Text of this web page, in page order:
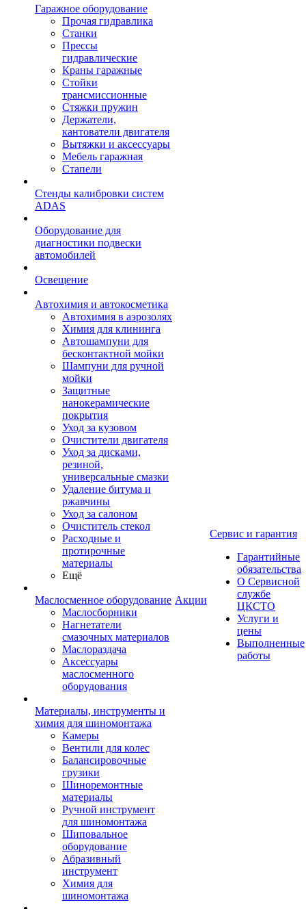
Гаражное оборудование
Прочая гидравлика
Станки
Прессы
гидравлические
Краны гаражные
Стойки
трансмиссионные
Стяжки пружин
Держатели,
кантователи двигателя
Вытяжки и аксессуары
Мебель гаражная
Стапели
Стенды калибровки систем
ADAS
Оборудование для
диагностики подвески
автомобилей
Освещение
Автохимия и автокосметика
Автохимия в аэрозолях
Химия для клининга
Автошампуни для
бесконтактной мойки
Шампуни для ручной
мойки
Защитные
нанокерамические
покрытия
Уход за кузовом
Очистители двигателя
Уход за дисками,
резиной,
универсальные смазки
Удаление битума и
ржавчины
Уход за салоном
Очиститель стекол
Расходные и
протирочные
материалы
Ещё
Маслосменное оборудование
Маслосборники
Нагнетатели
смазочных материалов
Маслораздача
Аксессуары
маслосменного
оборудования
Материалы, инструменты и
химия для шиномонтажа
Камеры
Вентили для колес
Балансировочные
грузики
Шиноремонтные
материалы
Ручной инструмент
для шиномонтажа
Шиповальное
оборудование
Абразивный
инструмент
Химия для
шиномонтажа
Акции
Сервис и гарантия
Гарантийные
обязательства
О Сервисной
службе
ЦКСТО
Услуги и
цены
Выполненные
работы